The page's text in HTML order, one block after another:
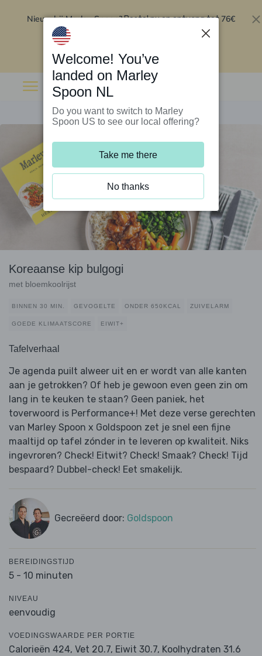
Nieuw bij Marley Spoon?Bestel nu en ontvang tot 76€
Koreaanse kip bulgogi
met bloemkoolrijst
BINNEN 30 MIN. GEVOGELTE ONDER 650KCAL ZUIVELARM
GOEDE KLIMAATSCORE EIWIT+
Tafelverhaal
Je agenda puilt alweer uit en er wordt van alle kanten
aan je getrokken? Of heb je gewoon even geen zin om
lang in te keuken te staan? Geen paniek, het
toverwoord is Performance+! Met deze verse gerechten
van Marley Spoon x Goldspoon zet je snel een fijne
maaltijd op tafel zónder in te leveren op kwaliteit. Niks
ingevroren? Check! Eitwit? Check! Smaak? Check! Tijd
bespaard? Dubbel-check! Eet smakelijk.
Gecreëerd door: Goldspoon
BEREIDINGSTIJD
5 - 10 minuten
NIVEAU
eenvoudig
VOEDINGSWAARDE PER PORTIE
Calorieën 424, Vet 20.7, Eiwit 30.7, Koolhydraten 31.6
Welcome! You’ve
landed on Marley
Spoon NL
Do you want to switch to Marley
Spoon US to see our local offering?
Take me there
No thanks